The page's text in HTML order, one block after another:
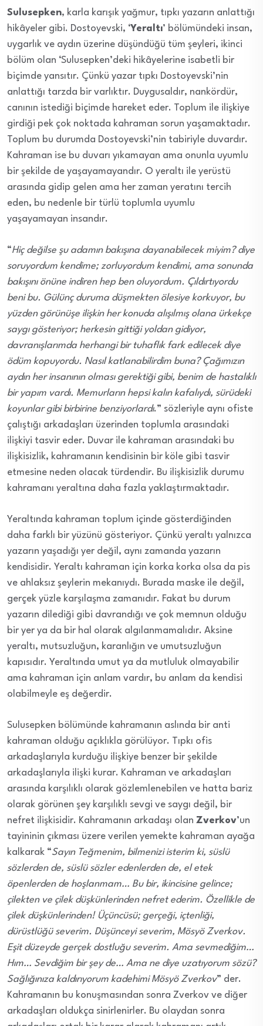
Sulusepken, karla karışık yağmur, tıpkı yazarın anlattığı
hikâyeler gibi. Dostoyevski, ‘Yeraltı’ bölümündeki insan,
uygarlık ve aydın üzerine düşündüğü tüm şeyleri, ikinci
bölüm olan ‘Sulusepken’deki hikâyelerine isabetli bir
biçimde yansıtır. Çünkü yazar tıpkı Dostoyevski’nin
anlattığı tarzda bir varlıktır. Duygusaldır, nankördür,
canının istediği biçimde hareket eder. Toplum ile ilişkiye
girdiği pek çok noktada kahraman sorun yaşamaktadır.
Toplum bu durumda Dostoyevski’nin tabiriyle duvardır.
Kahraman ise bu duvarı yıkamayan ama onunla uyumlu
bir şekilde de yaşayamayandır. O yeraltı ile yerüstü
arasında gidip gelen ama her zaman yeratını tercih
eden, bu nedenle bir türlü toplumla uyumlu
yaşayamayan insandır.
“Hiç değilse şu adamın bakışına dayanabilecek miyim? diye
soruyordum kendime; zorluyordum kendimi, ama sonunda
bakışını önüne indiren hep ben oluyordum. Çıldırtıyordu
beni bu. Gülünç duruma düşmekten ölesiye korkuyor, bu
yüzden görünüşe ilişkin her konuda alışılmış olana ürkekçe
saygı gösteriyor; herkesin gittiği yoldan gidiyor,
davranışlarımda herhangi bir tuhaflık fark edilecek diye
ödüm kopuyordu. Nasıl katlanabilirdim buna? Çağımızın
aydın her insanının olması gerektiği gibi, benim de hastalıklı
bir yapım vardı. Memurların hepsi kalın kafalıydı, sürüdeki
koyunlar gibi birbirine benziyorlardı.” sözleriyle aynı ofiste
çalıştığı arkadaşları üzerinden toplumla arasındaki
ilişkiyi tasvir eder. Duvar ile kahraman arasındaki bu
ilişkisizlik, kahramanın kendisinin bir köle gibi tasvir
etmesine neden olacak türdendir. Bu ilişkisizlik durumu
kahramanı yeraltına daha fazla yaklaştırmaktadır.
Yeraltında kahraman toplum içinde gösterdiğinden
daha farklı bir yüzünü gösteriyor. Çünkü yeraltı yalnızca
yazarın yaşadığı yer değil, aynı zamanda yazarın
kendisidir. Yeraltı kahraman için korka korka olsa da pis
ve ahlaksız şeylerin mekanıydı. Burada maske ile değil,
gerçek yüzle karşılaşma zamanıdır. Fakat bu durum
yazarın dilediği gibi davrandığı ve çok memnun olduğu
bir yer ya da bir hal olarak algılanmamalıdır. Aksine
yeraltı, mutsuzluğun, karanlığın ve umutsuzluğun
kapısıdır. Yeraltında umut ya da mutluluk olmayabilir
ama kahraman için anlam vardır, bu anlam da kendisi
olabilmeyle eş değerdir.
Sulusepken bölümünde kahramanın aslında bir anti
kahraman olduğu açıklıkla görülüyor. Tıpkı ofis
arkadaşlarıyla kurduğu ilişkiye benzer bir şekilde
arkadaşlarıyla ilişki kurar. Kahraman ve arkadaşları
arasında karşılıklı olarak gözlemlenebilen ve hatta bariz
olarak görünen şey karşılıklı sevgi ve saygı değil, bir
nefret ilişkisidir. Kahramanın arkadaşı olan Zverkov’un
tayininin çıkması üzere verilen yemekte kahraman ayağa
kalkarak “Sayın Teğmenim, bilmenizi isterim ki, süslü
sözlerden de, süslü sözler edenlerden de, el etek
öpenlerden de hoşlanmam… Bu bir, ikincisine gelince;
çilekten ve çilek düşkünlerinden nefret ederim. Özellikle de
çilek düşkünlerinden! Üçüncüsü; gerçeği, içtenliği,
dürüstlüğü severim. Düşünceyi severim, Mösyö Zverkov.
Eşit düzeyde gerçek dostluğu severim. Ama sevmediğim…
Hım… Sevdiğim bir şey de… Ama ne diye uzatıyorum sözü?
Sağlığınıza kaldırıyorum kadehimi Mösyö Zverkov” der.
Kahramanın bu konuşmasından sonra Zverkov ve diğer
arkadaşları oldukça sinirlenirler. Bu olaydan sonra